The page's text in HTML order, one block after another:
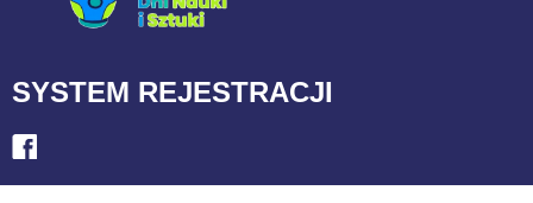
SYSTEM REJESTRACJI